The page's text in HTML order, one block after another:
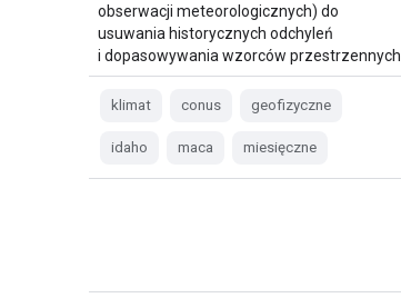
obserwacji meteorologicznych) do
usuwania historycznych odchyleń
i dopasowywania wzorców przestrzennych.
klimat conus geofizyczne
idaho maca miesięczne